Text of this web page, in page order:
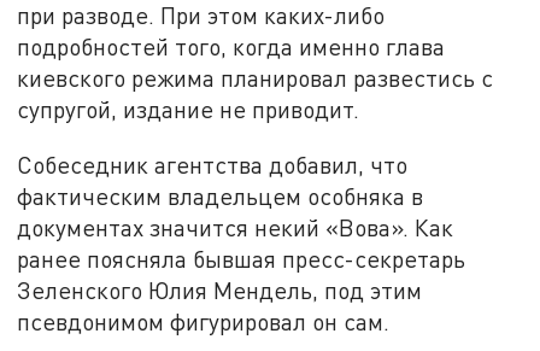
при разводе. При этом каких-либо
подробностей того, когда именно глава
киевского режима планировал развестись с
супругой, издание не приводит.
Собеседник агентства добавил, что
фактическим владельцем особняка в
документах значится некий «Вова». Как
ранее поясняла бывшая пресс-секретарь
Зеленского Юлия Мендель, под этим
псевдонимом фигурировал он сам.